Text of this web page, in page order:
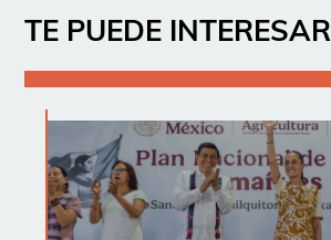
TE PUEDE INTERESAR